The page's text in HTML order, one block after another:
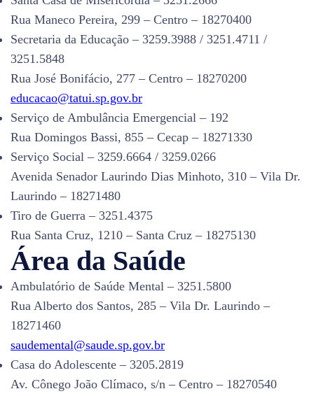
Rua Maneco Pereira, 299 – Centro – 18270400
Secretaria da Educação – 3259.3988 / 3251.4711 /
3251.5848
Rua José Bonifácio, 277 – Centro – 18270200
educacao@tatui.sp.gov.br
Serviço de Ambulância Emergencial – 192
Rua Domingos Bassi, 855 – Cecap – 18271330
Serviço Social – 3259.6664 / 3259.0266
Avenida Senador Laurindo Dias Minhoto, 310 – Vila Dr.
Laurindo – 18271480
Tiro de Guerra – 3251.4375
Rua Santa Cruz, 1210 – Santa Cruz – 18275130
Área da Saúde
Ambulatório de Saúde Mental – 3251.5800
Rua Alberto dos Santos, 285 – Vila Dr. Laurindo –
18271460
saudemental@saude.sp.gov.br
Casa do Adolescente – 3205.2819
Av. Cônego João Clímaco, s/n – Centro – 18270540